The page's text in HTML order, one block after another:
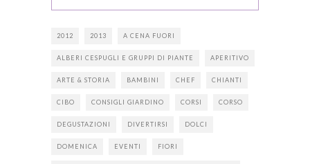
2012 2013 A CENA FUORI
ALBERI CESPUGLI E GRUPPI DI PIANTE APERITIVO
ARTE & STORIA BAMBINI CHEF CHIANTI
CIBO CONSIGLI GIARDINO CORSI CORSO
DEGUSTAZIONI DIVERTIRSI DOLCI
DOMENICA EVENTI FIORI